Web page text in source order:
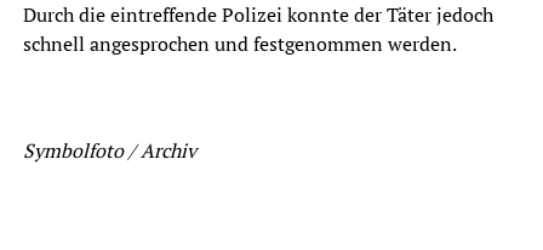
Durch die eintreffende Polizei konnte der Täter jedoch
schnell angesprochen und festgenommen werden.
Symbolfoto / Archiv